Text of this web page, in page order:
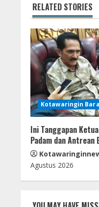
i
n
u
e
R
e
a
d
i
n
RELATED STORIES
Kotawaringin
Ini Tanggapan
Padam dan Antrean
Agustus 2026